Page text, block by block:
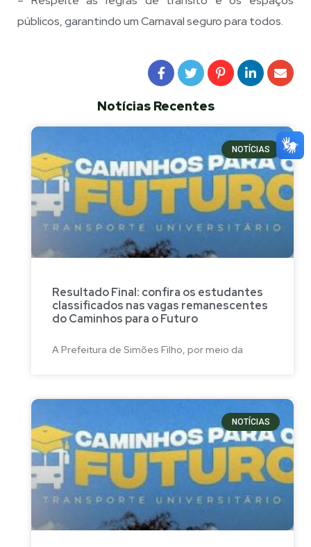
públicos, garantindo um Carnaval seguro para todos.
Notícias Recentes
NOTÍCIAS
Resultado Final: confira os estudantes
classificados nas vagas remanescentes
do Caminhos para o Futuro
A Prefeitura de Simões Filho, por meio da
NOTÍCIAS